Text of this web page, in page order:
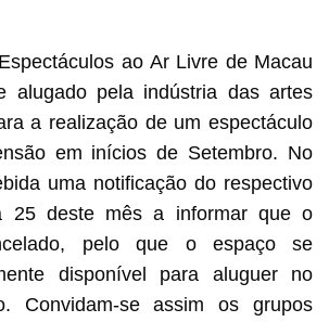
ao Ar Livre de Macau
alugado pela indústria das artes
a realização de um espectáculo
em inícios de Setembro. No
uma notificação do respectivo
25 deste mês a informar que o
pelo que o espaço se
disponível para aluguer no
Convidam-se assim os grupos